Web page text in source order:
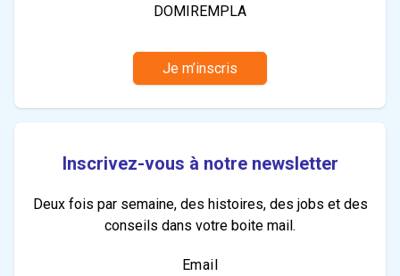
DOMIREMPLA
Je m’inscris
Inscrivez-vous à notre newsletter
Deux fois par semaine, des histoires, des jobs et des
conseils dans votre boite mail.
Email